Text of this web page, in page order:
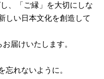
、「ご縁」を大切にしな
しい日本文化を創造して
届けいたします。
忘れないように。